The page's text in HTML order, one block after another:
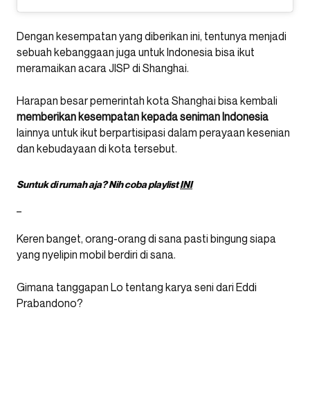
Dengan kesempatan yang diberikan ini, tentunya menjadi
sebuah kebanggaan juga untuk Indonesia bisa ikut
meramaikan acara JISP di Shanghai.
Harapan besar pemerintah kota Shanghai bisa kembali
memberikan kesempatan kepada seniman Indonesia
lainnya untuk ikut berpartisipasi dalam perayaan kesenian
dan kebudayaan di kota tersebut.
Suntuk di rumah aja? Nih coba playlistINI
Keren banget, orang-orang di sana pasti bingung siapa
yang nyelipin mobil berdiri di sana.
Gimana tanggapan Lo tentang karya seni dari Eddi
Prabandono?